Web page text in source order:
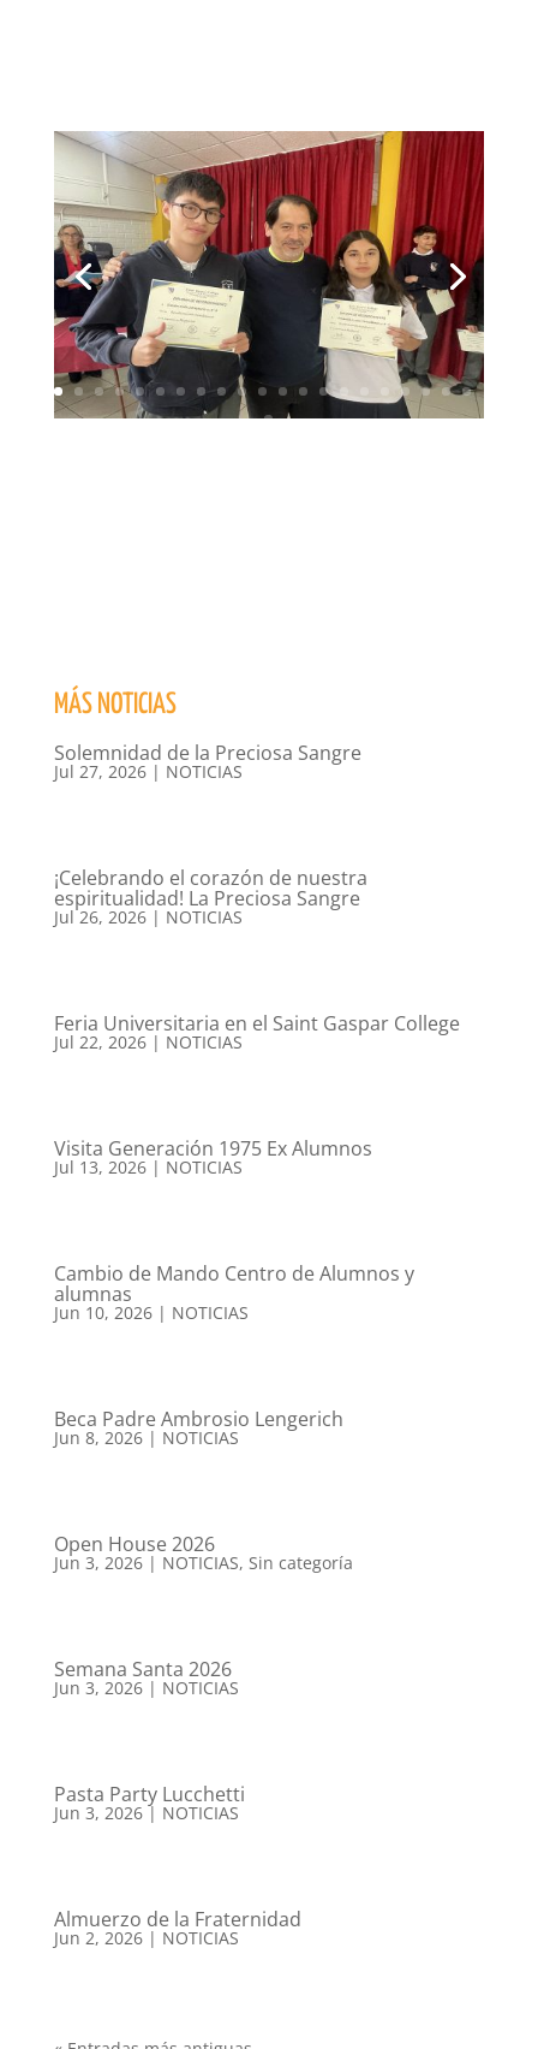
MÁS NOTICIAS
Solemnidad de la Preciosa Sangre
Jul 27, 2026| NOTICIAS
¡Celebrando el corazón de nuestra
espiritualidad! La Preciosa Sangre
Jul 26, 2026| NOTICIAS
Feria Universitaria en el Saint Gaspar College
Jul 22, 2026| NOTICIAS
Visita Generación 1975 Ex Alumnos
Jul 13, 2026| NOTICIAS
Cambio de Mando Centro de Alumnos y
alumnas
Jun 10, 2026| NOTICIAS
Beca Padre Ambrosio Lengerich
Jun 8, 2026| NOTICIAS
Open House 2026
Jun 3, 2026| NOTICIAS, Sin categoría
Semana Santa 2026
Jun 3, 2026| NOTICIAS
Pasta Party Lucchetti
Jun 3, 2026| NOTICIAS
Almuerzo de la Fraternidad
Jun 2, 2026| NOTICIAS